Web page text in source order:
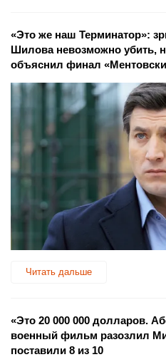
«Это же наш Терминатор»:
Шилова невозможно убить,
объяснил финал
Читать дальше
«Это 20 000 000 долларов.
военный фильм разозлил
поставили 8 из 10